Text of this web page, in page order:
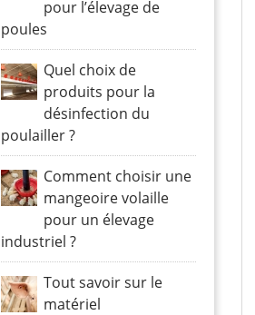
Zone production
Brumisation
Cooling plastique
Cooling inox
Turbine brassage
Protection moteur
Vis sans fin
Cable RO2V
Cable VVF
Câbles spécifiques
Passage de câble
Appareillage
pour l’élevage de
poules
Quel choix de
produits pour la
désinfection du
poulailler ?
Comment choisir une
mangeoire volaille
pour un élevage
industriel ?
Tout savoir sur le
matériel